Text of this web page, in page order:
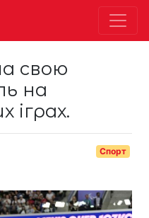
свою
на
іграх.
Спорт